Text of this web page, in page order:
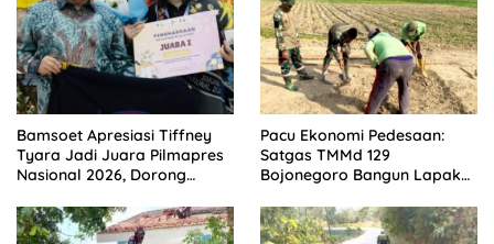
Bamsoet Apresiasi Tiffney
Tyara Jadi Juara Pilmapres
Nasional 2026, Dorong
Pacu Ekonomi Pedesaan:
Satgas TMMd 129
Bojonegoro Bangun Lapak